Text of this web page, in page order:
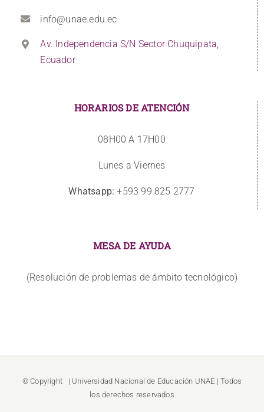
info@unae.edu.ec
Av. Independencia S/N Sector Chuquipata,
Ecuador
HORARIOS DE ATENCIÓN
08H00 A 17H00
Lunes a Viernes
Whatsapp: +593 99 825 2777
MESA DE AYUDA
(Resolución de problemas de ámbito tecnológico)
© Copyright | Universidad Nacional de Educación UNAE | Todos
los derechos reservados